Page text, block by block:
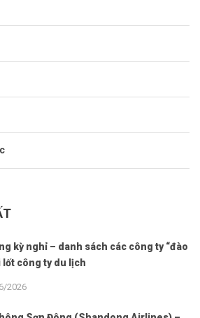
kỳ nghỉ – danh sách các công ty “đào
lốt công ty du lịch
2026